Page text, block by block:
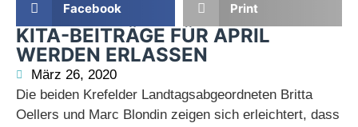
KITA-BEITRÄGE FÜR APRIL
WERDEN ERLASSEN
März 26, 2020
Die beiden Krefelder Landtagsabgeordneten Britta
Oellers und Marc Blondin zeigen sich erleichtert, dass
Facebook
Print